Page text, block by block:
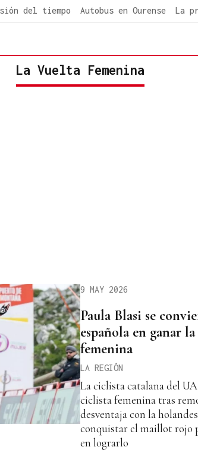
del tiempo Autobus en Ourense La
La Vuelta Femenina
9 MAY 2026
Paula Blasi se
española en ganar
femenina
LA REGIÓN
La ciclista catalana del
ciclista femenina tras
desventaja con la
conquistar el maillot rojo
en lograrlo